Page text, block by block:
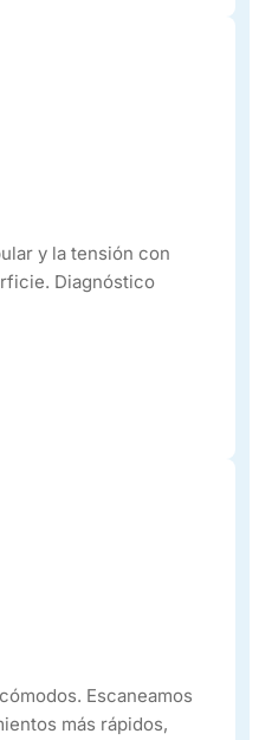
y la tensión con
Diagnóstico
Escaneamos
más rápidos,